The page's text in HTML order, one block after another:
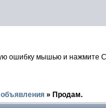
ошибку мышью и нажмите
объявления » Продам.